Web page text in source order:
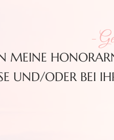
-
MEINE
UND/ODER BEI